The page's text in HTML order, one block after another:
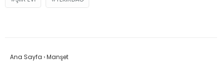
Ana Sayfa ›Manşet